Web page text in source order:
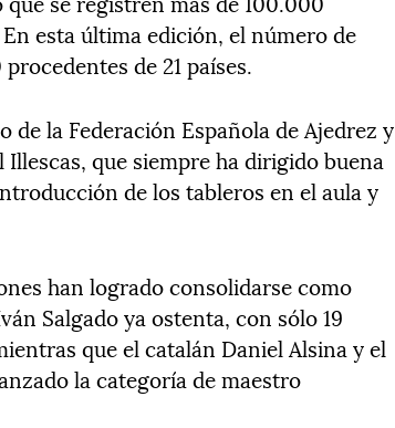
esta última edición, el número de
de 21 países.
la Federación Española de Ajedrez y
que siempre ha dirigido buena
de los tableros en el aula y
han logrado consolidarse como
Salgado ya ostenta, con sólo 19
que el catalán Daniel Alsina y el
la categoría de maestro